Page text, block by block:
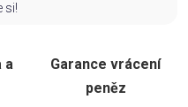
si!
a
Garance vrácení
peněz